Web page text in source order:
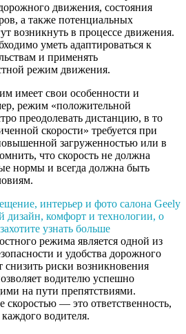
движения, состояния
а также потенциальных
возникнуть в процессе движения.
уметь адаптироваться к
и применять
режим движения.
имеет свои особенности и
режим «положительной
преодолевать дистанцию, в то
скорости» требуется при
загруженностью или в
что скорость не должна
нормы и всегда должна быть
интерьер и фото салона Geely
комфорт и технологии, о
узнать больше
режима является одной из
и удобства дорожного
снизить риски возникновения
водителю успешно
на пути препятствиями.
скоростью — это ответственность,
водителя.